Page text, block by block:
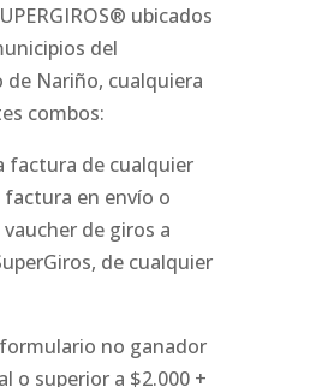
ubicados
del
Nariño, cualquiera
combos:
factura de cualquier
en envío o
de giros a
de cualquier
no ganador
o superior a $2.000 +